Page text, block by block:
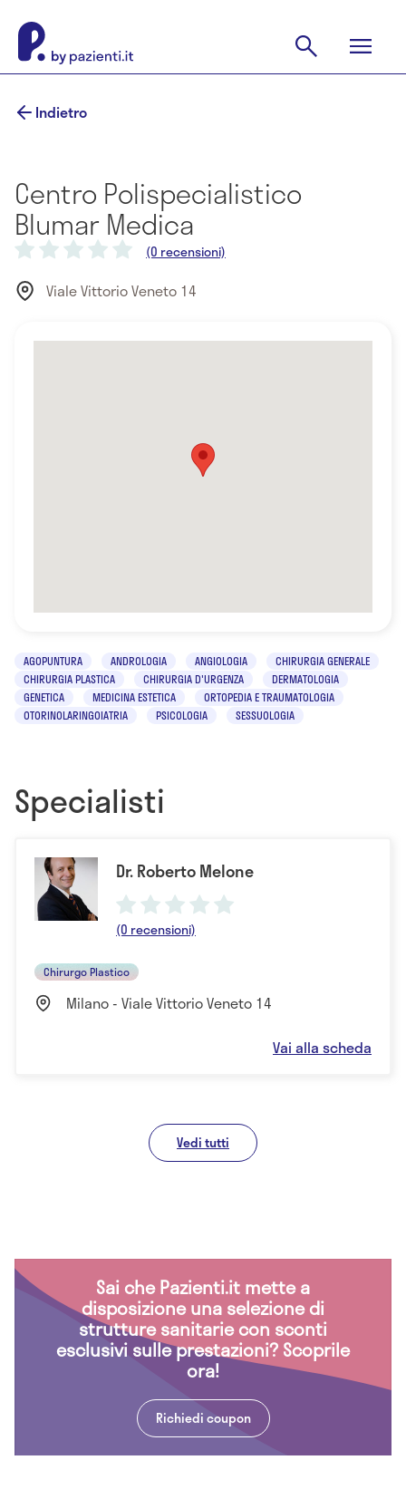
Indietro
Centro Polispecialistico
Blumar Medica
(0 recensioni)
Viale Vittorio Veneto 14
AGOPUNTURA ANDROLOGIA ANGIOLOGIA
CHIRURGIA GENERALE
CHIRURGIA PLASTICA
CHIRURGIA D'URGENZA
DERMATOLOGIA
GENETICA
MEDICINA ESTETICA
ORTOPEDIA E TRAUMATOLOGIA
OTORINOLARINGOIATRIA
PSICOLOGIA SESSUOLOGIA
Specialisti
Dr. Roberto Melone
(0 recensioni)
Chirurgo Plastico
Milano - Viale Vittorio Veneto 14
Vai alla scheda
Vedi tutti
Sai che Pazienti.it mette a
disposizione una selezione di
strutture sanitarie con sconti
esclusivi sulle prestazioni? Scoprile
ora!
Richiedi coupon